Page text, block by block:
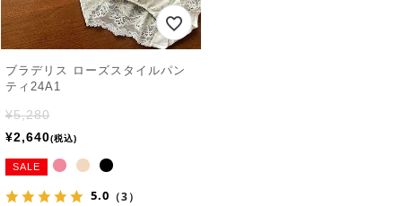
ブラデリス ローズスタイルパン
ティ24A1
¥5,280
¥2,640 税込
SALE
5.0 （3）